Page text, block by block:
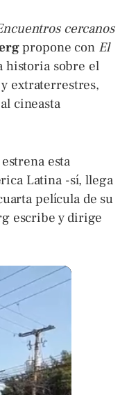
cercanos
propone con El
historia sobre el
extraterrestres,
cineasta
esta
Latina -sí, llega
película de su
escribe y dirige